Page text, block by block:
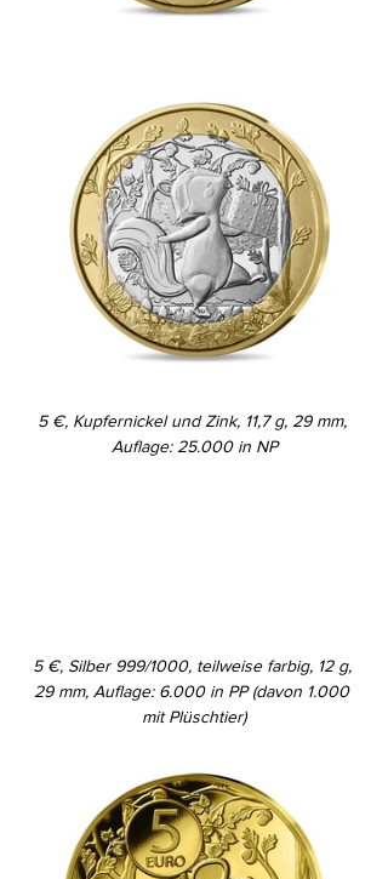
5 €, Kupfernickel und Zink, 11,7 g, 29 mm,
Auflage: 25.000 in NP
5 €, Silber 999/1000, teilweise farbig, 12 g,
29 mm, Auflage: 6.000 in PP (davon 1.000
mit Plüschtier)